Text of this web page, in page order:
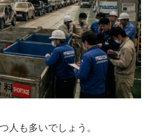
人も多いでしょう。